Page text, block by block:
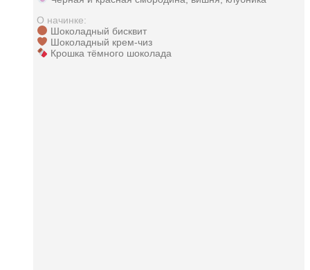
О начинке:
Шоколадный бисквит
Шоколадный крем-чиз
Крошка тёмного шоколада